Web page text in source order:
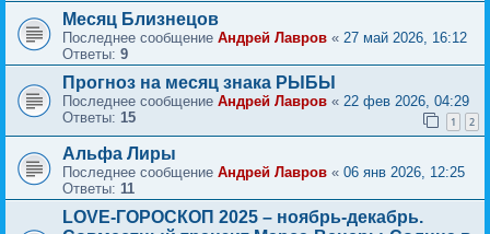
Месяц Близнецов
Последнее сообщение Андрей Лавров « 27 май 2026, 16:12
Ответы: 9
Прогноз на месяц знака РЫБЫ
Последнее сообщение Андрей Лавров « 22 фев 2026, 04:29
Ответы: 15 1 2
Альфа Лиры
Последнее сообщение Андрей Лавров « 06 янв 2026, 12:25
Ответы: 11
LOVE-ГОРОСКОП 2025 – ноябрь-декабрь.